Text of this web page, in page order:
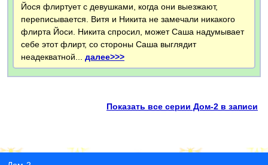
Йося флиртует с девушками, когда они выезжают,
переписывается. Витя и Никита не замечали никакого
флирта Йоси. Никита спросил, может Саша надумывает
себе этот флирт, со стороны Саша выглядит
неадекватной... далее>>>
Показать все серии Дом-2 в записи